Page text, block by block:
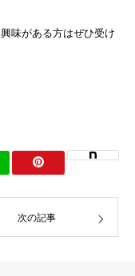
味がある方はぜひ受け
次の記事